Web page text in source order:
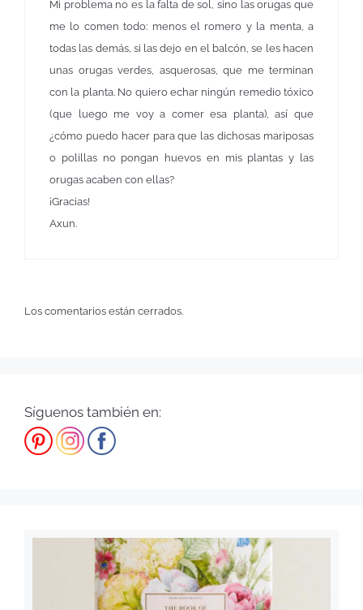
Mi problema no es la falta de sol, sino las orugas que
me lo comen todo: menos el romero y la menta, a
todas las demás, si las dejo en el balcón, se les hacen
unas orugas verdes, asquerosas, que me terminan
con la planta. No quiero echar ningún remedio tóxico
(que luego me voy a comer esa planta), así que
¿cómo puedo hacer para que las dichosas mariposas
o polillas no pongan huevos en mis plantas y las
orugas acaben con ellas?
¡Gracias!
Axun.
Los comentarios están cerrados.
Síguenos también en: